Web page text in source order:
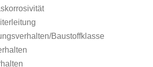
Baustoffklasse